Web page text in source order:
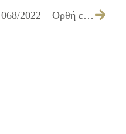
068/2022 – Ορθή επανάληψη της 060/2022 Απόφασης Δημοτικού Συμβουλίου και της 168/2022 Απόφασης Οικονομικής Επιτροπής σχετικά με καταβολή αποζημίωσης βάσει της Πράξης Εφαρμογής 1/2009 και της 6622/2020 Απόφασης Εφετείου Αθηνών για την απαλλοτρίωση ακινήτου που βρίσκεται στον Κ.Χ. 2207 και στο Ο.Τ. 2103Γ επί του πεζόδρομου ΔΙΟΤΙΜΑΣ – περιοχής ΡΑΔΙΟΦΩΝΙΑΣ ως προς τα Δικαστικά Έξοδα – Δικηγορική Αμοιβή